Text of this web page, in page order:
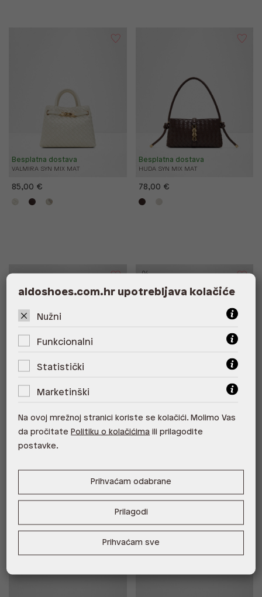
VALMIRA SYN MIX MAT
Besplatna dostava
85,00 €
HUDA SYN MIX MAT
Besplatna dostava
78,00 €
Besplatna dostava
%
*najniža cijena u prethodnih 30
%
aldoshoes.com.hr upotrebljava kolačiće
Nužni
Funkcionalni
Statistički
Marketinški
Na ovoj mrežnoj stranici koriste se kolačići. Molimo Vas
da pročitate Politiku o kolačićima ili prilagodite
postavke.
Prihvaćam odabrane
Prilagodi
Prihvaćam sve